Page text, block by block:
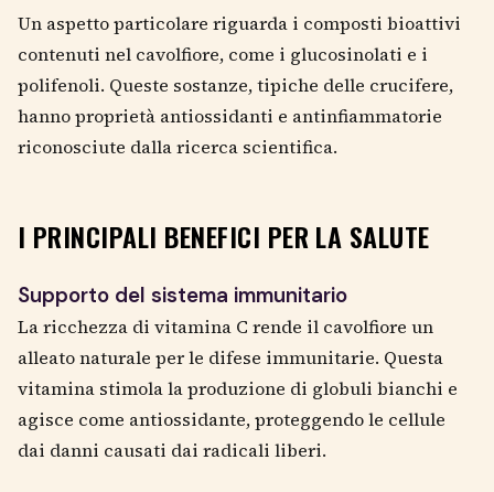
Un aspetto particolare riguarda i composti bioattivi
contenuti nel cavolfiore, come i glucosinolati e i
polifenoli. Queste sostanze, tipiche delle crucifere,
hanno proprietà antiossidanti e antinfiammatorie
riconosciute dalla ricerca scientifica.
I PRINCIPALI BENEFICI PER LA SALUTE
Supporto del sistema immunitario
La ricchezza di vitamina C rende il cavolfiore un
alleato naturale per le difese immunitarie. Questa
vitamina stimola la produzione di globuli bianchi e
agisce come antiossidante, proteggendo le cellule
dai danni causati dai radicali liberi.